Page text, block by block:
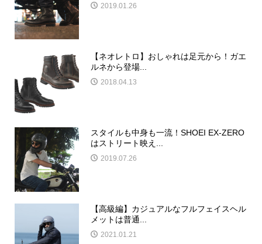
2019.01.26
【ネオレトロ】おしゃれは足元から！ガエ
ルネから登場...
2018.04.13
スタイルも中身も一流！SHOEI EX-ZERO
はストリート映え...
2019.07.26
【高級編】カジュアルなフルフェイスヘル
メットは普通...
2021.01.21